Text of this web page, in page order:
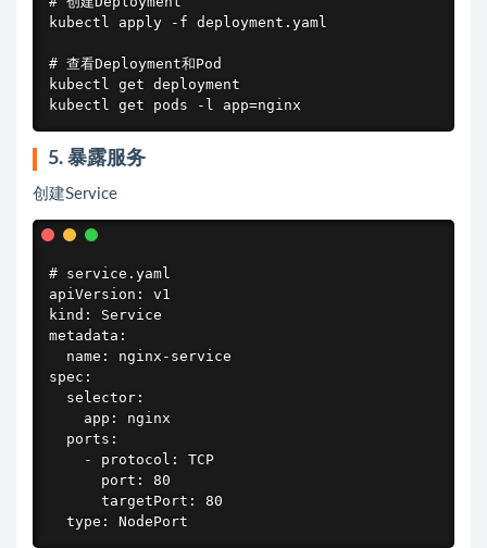
kubectl apply -f deployment.yaml
# 查看Deployment和Pod
kubectl get deployment
kubectl get pods -l app=nginx
5. 暴露服务
创建Service
# service.yaml
apiVersion: v1
kind: Service
metadata:
  name: nginx-service
spec:
  selector:
    app: nginx
  ports:
    - protocol: TCP
      port: 80
      targetPort: 80
  type: NodePort